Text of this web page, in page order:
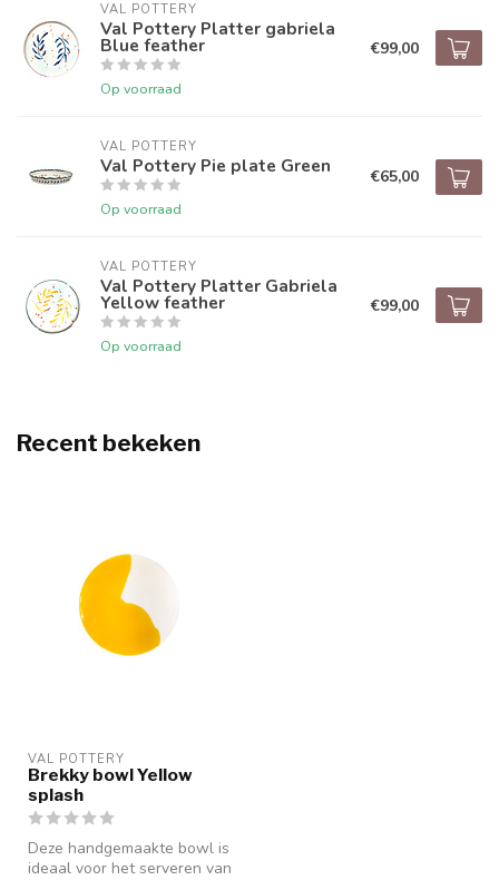
VAL POTTERY
Val Pottery Platter gabriela
Blue feather
Op voorraad
€99,00
VAL POTTERY
Val Pottery Pie plate Green
Op voorraad
€65,00
VAL POTTERY
Val Pottery Platter Gabriela
Yellow feather
Op voorraad
€99,00
Recent bekeken
VAL POTTERY
Brekky bowl Yellow
splash
Deze handgemaakte bowl is
ideaal voor het serveren van